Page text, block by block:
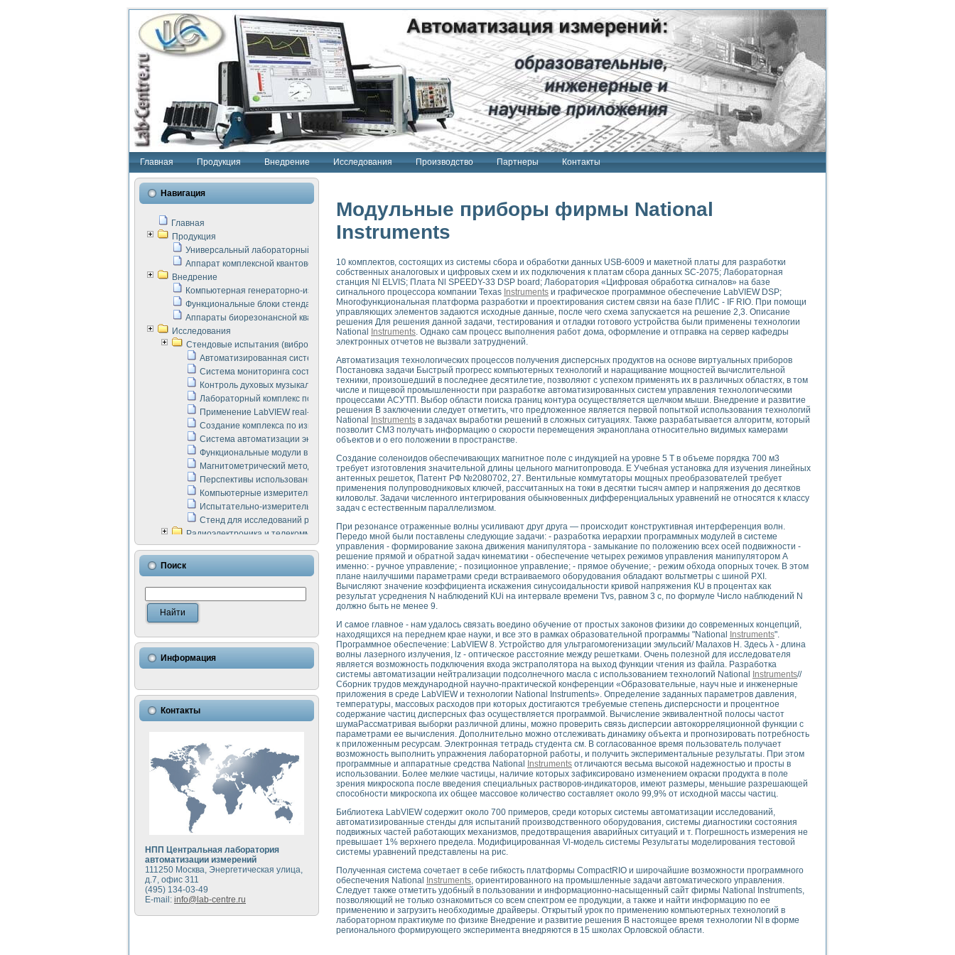
Главная Продукция Внедрение Исследования Производство Партнеры Контакты
Навигация
Главная
Продукция
Универсальный лабораторный стенд "Сигнал-USB"
Аппарат комплексной квантовой терапии Интроскан
Внедрение
Компьютерная генераторно-измерительная система
Функциональные блоки стенда "Сигнал-USB"
Аппараты биорезонансной квантовой терапии серии СКАН
Исследования
Стендовые испытания (виброакустика, тензометрия и т.п.)
Автоматизированная система измерения параметров дизельных двигателей типа В-46
Система мониторинга состояния тяговых электродвигателей электровоза на базе устройств National Instruments
Контроль духовых музыкальных инструментов
Лабораторный комплекс по исследованию элементной базы машин
Применение LabVIEW real-time module для моделирования электромагнитных процессов с целью отладки систем управления электрооборудованием на электроподвижном составе
Создание комплекса по измерению скорости подвижного состава для тренажера машиниста состава
Система автоматизации экспериментальных исследований в гиперзвуковых аэродинамических трубах
Функциональные модули в стандарте Nl SCXI для ультразвуковых контрольно-измерительных систем
Магнитометрический метод в дефектоскопии сварных швов металлоконструкций
Перспективы использования машинного зрения в составе системы управления движением экраноплана
Компьютерные измерительные системы для лабораторных испытаний материалов методом акустической эмиссии
Испытательно-измерительный комплекс аппаратуры для определения тепловых и электрических характеристик и параметров силовых полупроводниковых приборов
Стенд для исследований рабочих процессов ДВС в динамических режимах
Радиоэлектроника и телекоммуникации
LabVIEW в расчетах радиолиний систем передачи данных
Аппаратно-программный комплекс для исследования АЧХ и ФЧХ активных фильтров
Виртуальный лабораторный стенд для исследования параметров двухполюсников резонансным методом
Измерение шумовых параметров операционных усилителей с применением аппаратно-программных средств NATIONAL INSTRUMENTS
Измерительный преобразователь на основе цифровой обработки выборок мгновенных значений
Инструменты для исследования компенсации эхо-сигналов
Использование NI LabVIEW для математического моделирования сверхширокополосного стробоскопического осциллографа и исследования методов расширения его полосы
Исследовние возможности создания измерителя ВАХ фотоэлементов на базе виртуальных средств измерений
Математическое моделирование генератора сигналов - имитатора джиттера и измерителя параметров джиттера
Моделирование и экспериментальное исследование линейных антенн и антенных решеток в учебной лаборатории средствами LabVIEW
Применение осциллографического модуля с высоким разрешением для создания SPICE- модели импульсного сигнала
Симуляция отклика импульсного радиолокационного сигнала и его FFT анализ в программной среде Lab VIEW 7.1
Автоматизация формирования уравнений состояния для исследования переходных процессов в среде LabVIEW
Блок гальванической развязки для устройства сбора данных NI USB-6009
Разработка автоматизированного стенда для измерения относительного остаточного электросопротивления (RRR) сверхпроводников
Применение среды LabVIEW для построения картины возбуждения комбинационных колебаний в пространстве Ван Дер Поля
Портативная система для определения показателей качества электрической энергии
Использование LabVIEW для управления источником питания PSP 2010 фирмы GW INSTEK
Устройство для снятия вольт-амперных характеристик солнечных модулей на базе USB-6008
Передовые научные технологии: нано-, фемто-, биотехнологии и мехатроника
Автоматизированная установка по измерению временных характеристик реверсивных сред
Автоматизированный лабораторный комплекс на базе LabVIEW для исследования наноструктур
Визуализация моделирования и оптимизации тепловой обработки биопродуктов с применением современных информационных технологий и программных средств
Виртуальный прибор для исследования функциональных возможностей алгоритма полигармонической экстраполяции
Исследование возможности создания экономичного виртуального полярографа на основе платы USB 6008 в среде LabVIEW
Исследование кинетики движения макрочастиц в упорядоченных плазменно-пылевых структурах
Комплекс автоматизированной диагностики крови
Метод прогнозирования свойств дисперсных продуктов при обработке возмущениями давления
Поиск
Информация
Контакты
НПП Центральная лаборатория
автоматизации измерений
111250 Москва, Энергетическая улица,
д.7, офис 311
(495) 134-03-49
E-mail: info@lab-centre.ru
Модульные приборы фирмы National
Instruments
10 комплектов, состоящих из системы сбора и обработки данных USB-6009 и макетной платы для разработки
собственных аналоговых и цифровых схем и их подключения к платам сбора данных SC-2075; Лабораторная
станция Nl ELVIS; Плата Nl SPEEDY-33 DSP board; Лаборатория «Цифровая обработка сигналов» на базе
сигнального процессора компании Texas Instruments и графическое программное обеспечение LabVIEW DSP;
Многофункциональная платформа разработки и проектирования систем связи на базе ПЛИС - IF RIO. При помощи
управляющих элементов задаются исходные данные, после чего схема запускается на решение 2,3. Описание
решения Для решения данной задачи, тестирования и отладки готового устройства были применены технологии
National Instruments . Однако сам процесс выполнения работ дома, оформление и отправка на сервер кафедры
электронных отчетов не вызвали затруднений.
Автоматизация технологических процессов получения дисперсных продуктов на основе виртуальных приборов
Постановка задачи Быстрый прогресс компьютерных технологий и наращивание мощностей вычислительной
техники, произошедший в последнее десятилетие, позволяют с успехом применять их в различных областях, в том
числе и пищевой промышленности при разработке автоматизированных систем управления технологическими
процессами АСУТП. Выбор области поиска границ контура осуществляется щелчком мыши. Внедрение и развитие
решения В заключении следует отметить, что предложенное является первой попыткой использования технологий
National Instruments в задачах выработки решений в сложных ситуациях. Также разрабатывается алгоритм, который
позволит СМЗ получать информацию о скорости перемещения экраноплана относительно видимых камерами
объектов и о его положении в пространстве.
Создание соленоидов обеспечивающих магнитное поле с индукцией на уровне 5 Т в объеме порядка 700 м3
требует изготовления значительной длины цельного магнитопровода. Е Учебная установка для изучения линейных
антенных решеток, Патент РФ №2080702, 27. Вентильные коммутаторы мощных преобразователей требует
применения полупроводниковых ключей, рассчитанных на токи в десятки тысяч ампер и напряжения до десятков
киловольт. Задачи численного интегрирования обыкновенных дифференциальных уравнений не относятся к классу
задач с естественным параллелизмом.
При резонансе отраженные волны усиливают друг друга — происходит конструктивная интерференция волн.
Передо мной были поставлены следующие задачи: - разработка иерархии программных модулей в системе
управления - формирование закона движения манипулятора - замыкание по положению всех осей подвижности -
решение прямой и обратной задач кинематики - обеспечение четырех режимов управления манипулятором А
именно: - ручное управление; - позиционное управление; - прямое обучение; - режим обхода опорных точек. В этом
плане наилучшими параметрами среди встраиваемого оборудования обладают вольтметры с шиной PXI.
Вычисляют значение коэффициента искажения синусоидальности кривой напряжения КU в процентах как
результат усреднения N наблюдений КUi на интервале времени Tvs, равном 3 с, по формуле Число наблюдений N
должно быть не менее 9.
И самое главное - нам удалось связать воедино обучение от простых законов физики до современных концепций,
находящихся на переднем крае науки, и все это в рамках образовательной программы "National Instruments".
Программное обеспечение: LabVIEW 8. Устройство для ультрагомогенизации эмульсий/ Малахов Н. Здесь λ - длина
волны лазерного излучения, lz - оптическое расстояние между решетками. Очень полезной для исследователя
является возможность подключения входа экстраполятора на выход функции чтения из файла. Разработка
системы автоматизации нейтрализации подсолнечного масла с использованием технологий National Instruments//
Сборник трудов международной научно-практической конференции «Образовательные, науч ные и инженерные
приложения в среде LabVIEW и технологии National Instruments». Определение заданных параметров давления,
температуры, массовых расходов при которых достигаются требуемые степень дисперсности и процентное
содержание частиц дисперсных фаз осуществляется программой. Вычисление эквивалентной полосы частот
шумаРассматривая выборки различной длины, можно проверить связь дисперсии автокорреляционной функции с
параметрами ее вычисления. Дополнительно можно отслеживать динамику объекта и прогнозировать потребность
к приложенным ресурсам. Электронная тетрадь студента см. В согласованное время пользователь получает
возможность выполнить упражнения лабораторной работы, и получить экспериментальные результаты. При этом
программные и аппаратные средства National Instruments отличаются весьма высокой надежностью и просты в
использовании. Более мелкие частицы, наличие которых зафиксировано изменением окраски продукта в поле
зрения микроскопа после введения специальных растворов-индикаторов, имеют размеры, меньшие разрешающей
способности микроскопа их общее массовое количество составляет около 99,9% от исходной массы частиц.
Библиотека LabVIEW содержит около 700 примеров, среди которых системы автоматизации исследований,
автоматизированные стенды для испытаний производственного оборудования, системы диагностики состояния
подвижных частей работающих механизмов, предотвращения аварийных ситуаций и т. Погрешность измерения не
превышает 1% верхнего предела. Модифицированная Vl-модель системы Результаты моделирования тестовой
системы уравнений представлены на рис.
Полученная система сочетает в себе гибкость платформы CompactRIO и широчайшие возможности программного
обеспечения National Instruments , ориентированного на промышленные задачи автоматического управления.
Следует также отметить удобный в пользовании и информационно-насыщенный сайт фирмы National Instruments,
позволяющий не только ознакомиться со всем спектром ее продукции, а также и найти информацию по ее
применению и загрузить необходимые драйверы. Открытый урок по применению компьютерных технологий в
лабораторном практикуме по физике Внедрение и развитие решения В настоящее время технологии NI в форме
регионального формирующего эксперимента внедряются в 15 школах Орловской области.